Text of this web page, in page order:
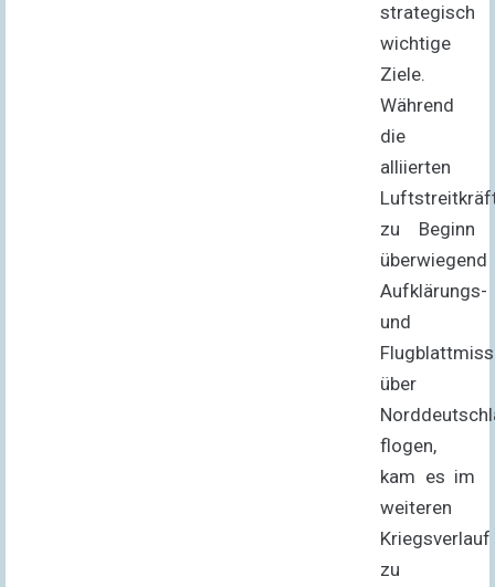
strategisch
wichtige
Ziele.
Während
die
alliierten
zu Beginn
überwiegend
Aufklärungs-
und
über
flogen,
kam es im
weiteren
Kriegsverlauf
zu